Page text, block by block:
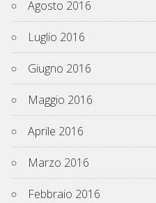
Agosto 2016
Luglio 2016
Giugno 2016
Maggio 2016
Aprile 2016
Marzo 2016
Febbraio 2016